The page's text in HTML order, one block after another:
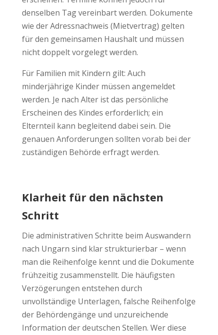
denselben Tag vereinbart werden. Dokumente
wie der Adressnachweis (Mietvertrag) gelten
für den gemeinsamen Haushalt und müssen
nicht doppelt vorgelegt werden.
Für Familien mit Kindern gilt: Auch
minderjährige Kinder müssen angemeldet
werden. Je nach Alter ist das persönliche
Erscheinen des Kindes erforderlich; ein
Elternteil kann begleitend dabei sein. Die
genauen Anforderungen sollten vorab bei der
zuständigen Behörde erfragt werden.
Klarheit für den nächsten
Schritt
Die administrativen Schritte beim Auswandern
nach Ungarn sind klar strukturierbar – wenn
man die Reihenfolge kennt und die Dokumente
frühzeitig zusammenstellt. Die häufigsten
Verzögerungen entstehen durch
unvollständige Unterlagen, falsche Reihenfolge
der Behördengänge und unzureichende
Information der deutschen Stellen. Wer diese